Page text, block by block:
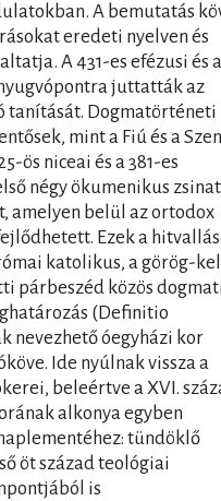
A bemutatás
eredeti nyelven és
A 431-es efézusi és a
juttatták az
tanítását. Dogmatörténeti
mint a Fiú és a
ös niceai és a 381-es
négy ökumenikus zsinat
amelyen belül az ortodox
Ezek a
katolikus, a görög-
párbeszéd közös
(Definitio
nevezhető óegyházi kor
Ide nyúlnak vissza a
beleértve a XVI.
alkonya egyben
tündöklő
öt század teológiai
is